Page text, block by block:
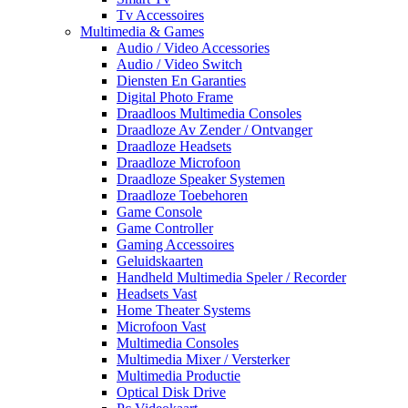
Tv Accessoires
Multimedia & Games
Audio / Video Accessories
Audio / Video Switch
Diensten En Garanties
Digital Photo Frame
Draadloos Multimedia Consoles
Draadloze Av Zender / Ontvanger
Draadloze Headsets
Draadloze Microfoon
Draadloze Speaker Systemen
Draadloze Toebehoren
Game Console
Game Controller
Gaming Accessoires
Geluidskaarten
Handheld Multimedia Speler / Recorder
Headsets Vast
Home Theater Systems
Microfoon Vast
Multimedia Consoles
Multimedia Mixer / Versterker
Multimedia Productie
Optical Disk Drive